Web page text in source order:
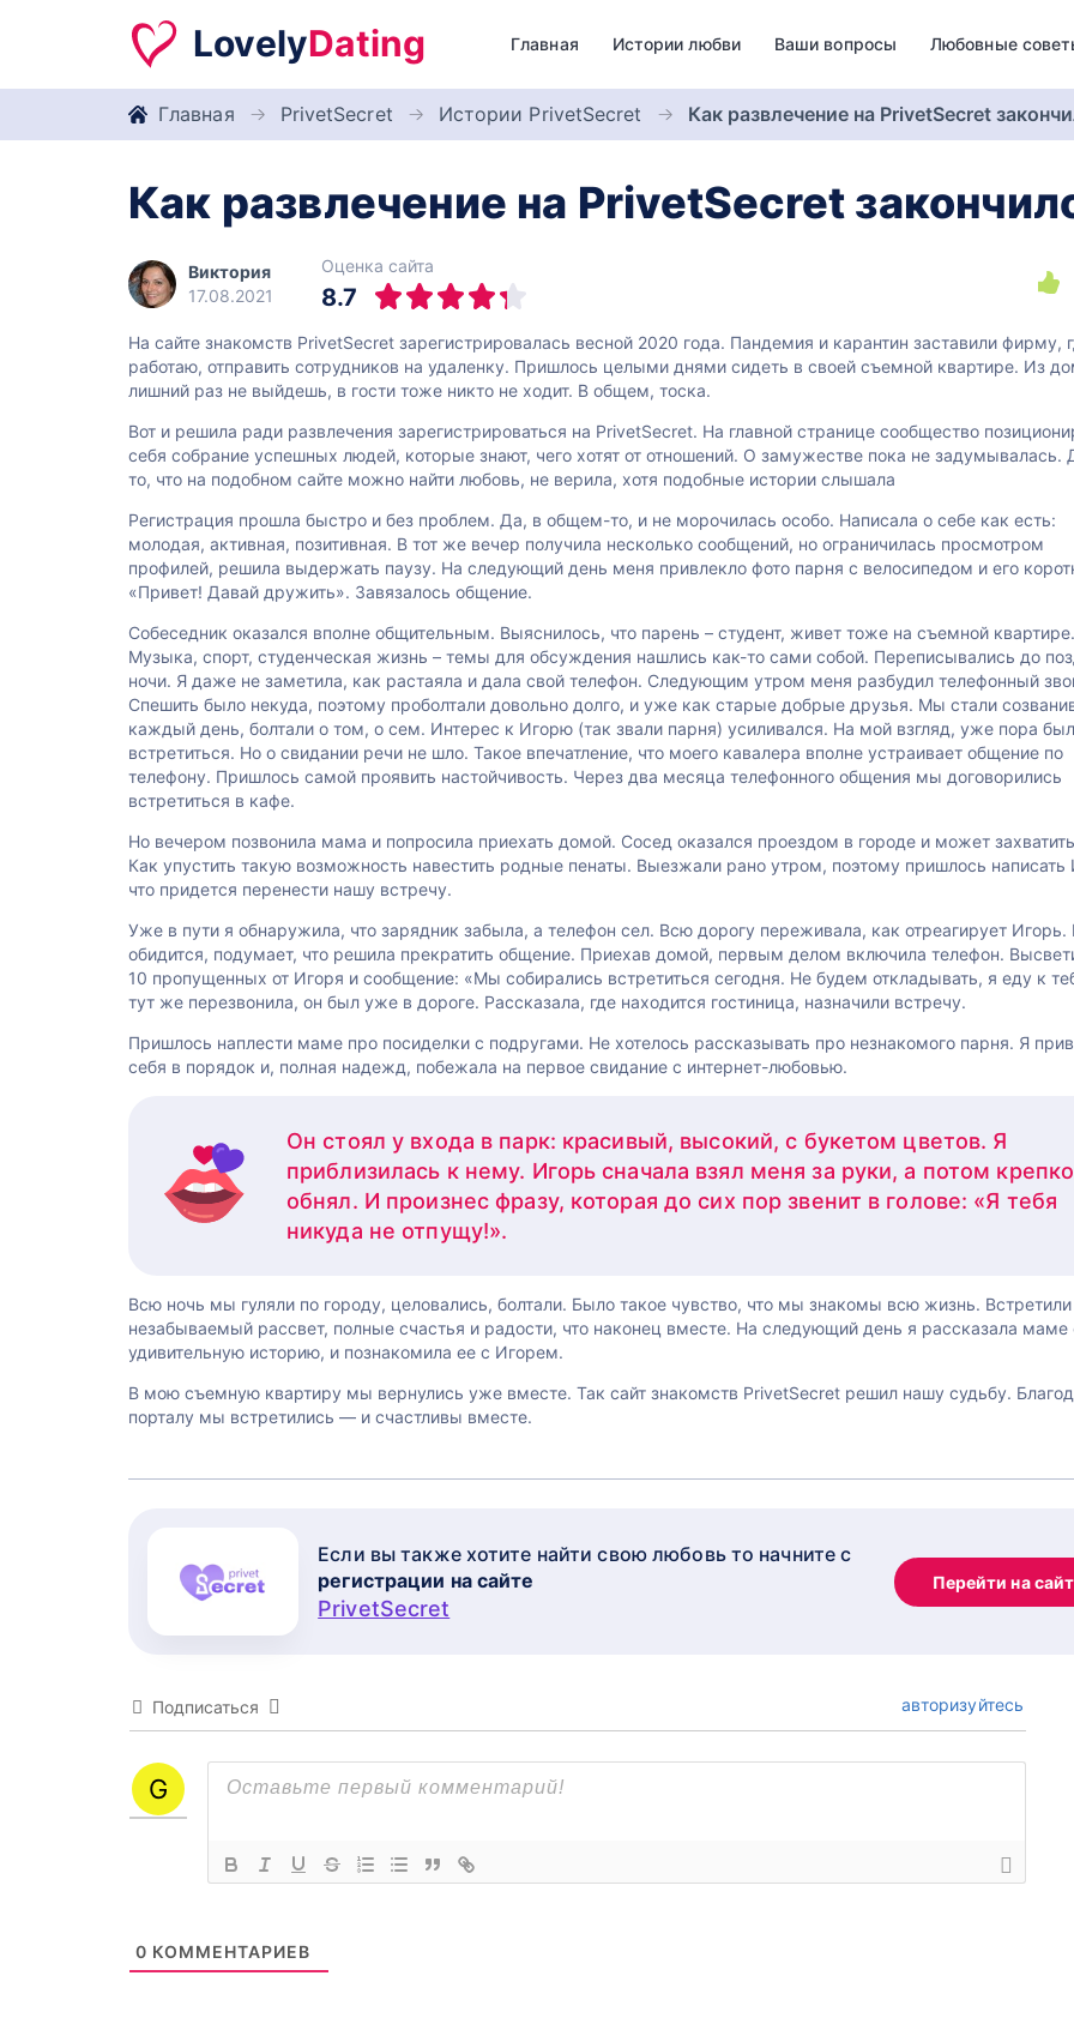
LovelyDating Главная Истории любви Ваши вопросы Любовные
Главная PrivetSecret Истории PrivetSecret Как развлечение на PrivetSecret
Как развлечение на PrivetSecret
Виктория
17.08.2021
Оценка сайта
8.7
На сайте знакомств PrivetSecret зарегистрировалась весной 2020 года. Пандемия и карантин заставили фирму,
работаю, отправить сотрудников на удаленку. Пришлось целыми днями сидеть в своей съемной квартире. Из
лишний раз не выйдешь, в гости тоже никто не ходит. В общем, тоска.
Вот и решила ради развлечения зарегистрироваться на PrivetSecret. На главной странице сообщество
себя собрание успешных людей, которые знают, чего хотят от отношений. О замужестве пока не задумывалась.
то, что на подобном сайте можно найти любовь, не верила, хотя подобные истории слышала
Регистрация прошла быстро и без проблем. Да, в общем-то, и не морочилась особо. Написала о себе как есть:
молодая, активная, позитивная. В тот же вечер получила несколько сообщений, но ограничилась просмотром
профилей, решила выдержать паузу. На следующий день меня привлекло фото парня с велосипедом и его
«Привет! Давай дружить». Завязалось общение.
Собеседник оказался вполне общительным. Выяснилось, что парень – студент, живет тоже на съемной квартире.
Музыка, спорт, студенческая жизнь – темы для обсуждения нашлись как-то сами собой. Переписывались до
ночи. Я даже не заметила, как растаяла и дала свой телефон. Следующим утром меня разбудил телефонный
Спешить было некуда, поэтому проболтали довольно долго, и уже как старые добрые друзья. Мы стали
каждый день, болтали о том, о сем. Интерес к Игорю (так звали парня) усиливался. На мой взгляд, уже пора
встретиться. Но о свидании речи не шло. Такое впечатление, что моего кавалера вполне устраивает общение по
телефону. Пришлось самой проявить настойчивость. Через два месяца телефонного общения мы договорились
встретиться в кафе.
Но вечером позвонила мама и попросила приехать домой. Сосед оказался проездом в городе и может
Как упустить такую возможность навестить родные пенаты. Выезжали рано утром, поэтому пришлось
что придется перенести нашу встречу.
Уже в пути я обнаружила, что зарядник забыла, а телефон сел. Всю дорогу переживала, как отреагирует Игорь.
обидится, подумает, что решила прекратить общение. Приехав домой, первым делом включила телефон.
10 пропущенных от Игоря и сообщение: «Мы собирались встретиться сегодня. Не будем откладывать, я еду к
тут же перезвонила, он был уже в дороге. Рассказала, где находится гостиница, назначили встречу.
Пришлось наплести маме про посиделки с подругами. Не хотелось рассказывать про незнакомого парня. Я
себя в порядок и, полная надежд, побежала на первое свидание с интернет-любовью.
Он стоял у входа в парк: красивый, высокий, с букетом цветов. Я
приблизилась к нему. Игорь сначала взял меня за руки, а потом крепко
обнял. И произнес фразу, которая до сих пор звенит в голове: «Я тебя
никуда не отпущу!».
Всю ночь мы гуляли по городу, целовались, болтали. Было такое чувство, что мы знакомы всю жизнь. Встретили
незабываемый рассвет, полные счастья и радости, что наконец вместе. На следующий день я рассказала маме
удивительную историю, и познакомила ее с Игорем.
В мою съемную квартиру мы вернулись уже вместе. Так сайт знакомств PrivetSecret решил нашу судьбу.
порталу мы встретились — и счастливы вместе.
Если вы также хотите найти свою любовь то начните с
регистрации на сайте
PrivetSecret
Перейти на сайт
Подписаться авторизуйтесь
0 КОММЕНТАРИЕВ